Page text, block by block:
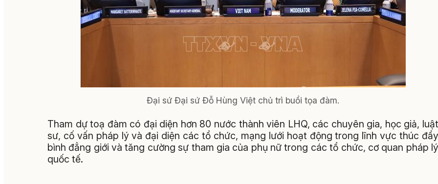
Đại sứ Đại sứ Đỗ Hùng Việt chủ trì buổi tọa đàm.
Tham dự toạ đàm có đại diện hơn 80 nước thành viên LHQ, các chuyên gia, học giả, luật
sư, cố vấn pháp lý và đại diện các tổ chức, mạng lưới hoạt động trong lĩnh vực thúc đẩy
bình đẳng giới và tăng cường sự tham gia của phụ nữ trong các tổ chức, cơ quan pháp lý
quốc tế.